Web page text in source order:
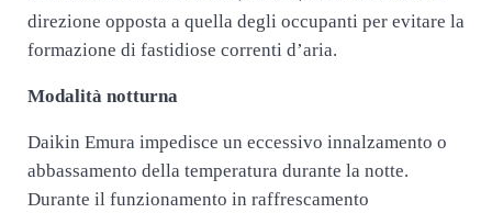
direzione opposta a quella degli occupanti per evitare la
formazione di fastidiose correnti d’aria.
Modalità notturna
Daikin Emura impedisce un eccessivo innalzamento o
abbassamento della temperatura durante la notte.
Durante il funzionamento in raffrescamento